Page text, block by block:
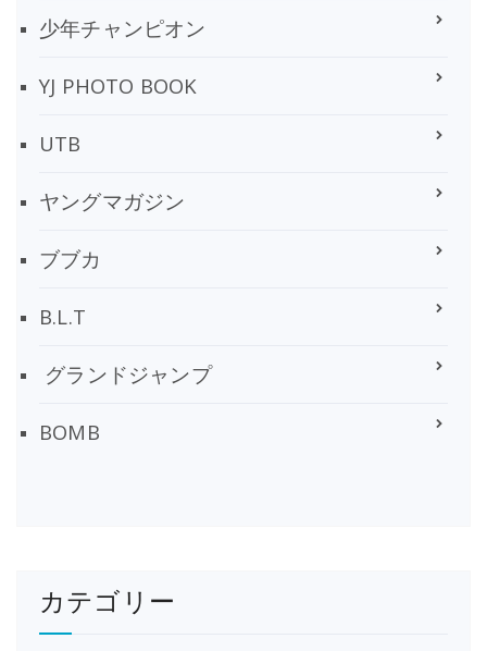
少年チャンピオン
YJ PHOTO BOOK
UTB
ヤングマガジン
ブブカ
B.L.T
グランドジャンプ
BOMB
カテゴリー